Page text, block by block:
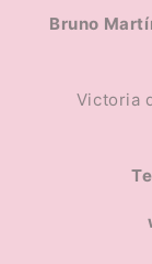
Bruno
Victoria